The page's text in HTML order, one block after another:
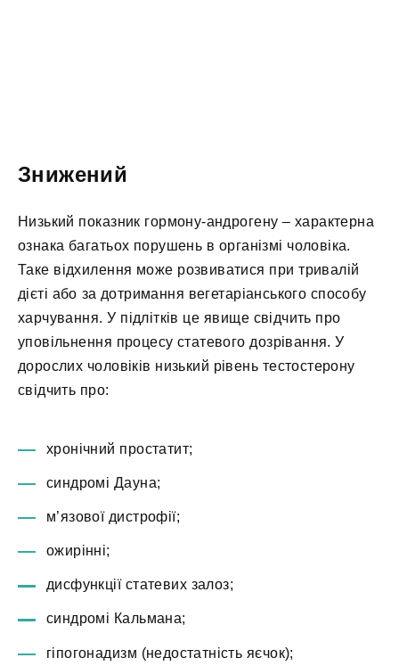
Знижений
Низький показник гормону-андрогену – характерна
ознака багатьох порушень в організмі чоловіка.
Таке відхилення може розвиватися при тривалій
дієті або за дотримання вегетаріанського способу
харчування. У підлітків це явище свідчить про
уповільнення процесу статевого дозрівання. У
дорослих чоловіків низький рівень тестостерону
свідчить про:
хронічний простатит;
синдромі Дауна;
м’язової дистрофії;
ожирінні;
дисфункції статевих залоз;
синдромі Кальмана;
гіпогонадизм (недостатність яєчок);